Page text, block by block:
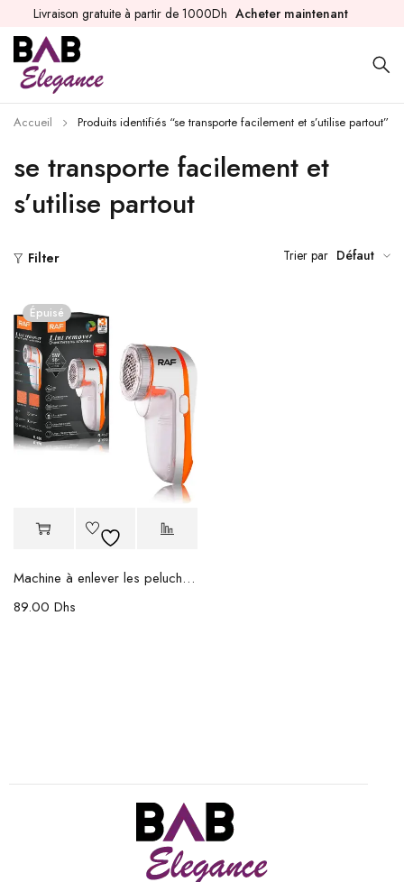
Livraison gratuite à partir de 1000Dh Acheter maintenant
se transporte facilement et
s’utilise partout
Accueil Produits identifiés “se transporte facilement et s’utilise partout”
Filter Trier par Défaut
Épuisé
Machine à enlever les peluches RAF
89.00 Dhs